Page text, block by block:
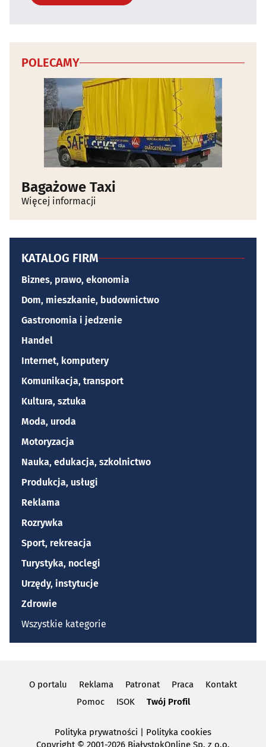
POLECAMY
Bagażowe Taxi
Więcej informacji
KATALOG FIRM
Biznes, prawo, ekonomia
Dom, mieszkanie, budownictwo
Gastronomia i jedzenie
Handel
Internet, komputery
Komunikacja, transport
Kultura, sztuka
Moda, uroda
Motoryzacja
Nauka, edukacja, szkolnictwo
Produkcja, usługi
Reklama
Rozrywka
Sport, rekreacja
Turystyka, noclegi
Urzędy, instytucje
Zdrowie
Wszystkie kategorie
O portalu Reklama Patronat Praca
Kontakt
Pomoc
ISOK Twój Profil
Polityka prywatności
Polityka cookies